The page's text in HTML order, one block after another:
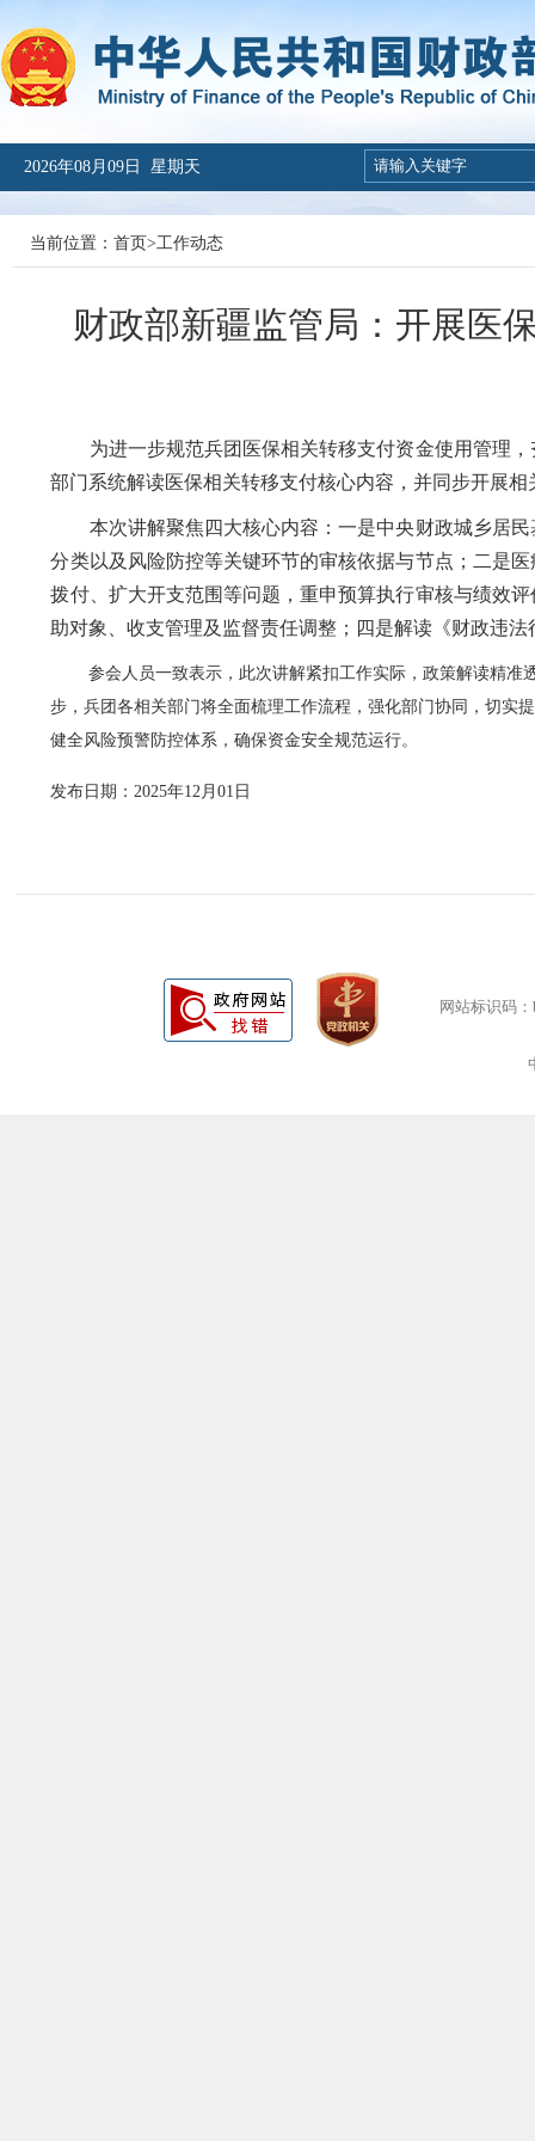
2026年08月09日 星期天
当前位置： 首页>工作动态
财政部新疆监管局：开展医
为进一步规范兵团医保相关转移支付资金使用管理，
部门系统解读医保相关转移支付核心内容，并同步开展相
本次讲解聚焦四大核心内容：一是中央财政城乡居民
分类以及风险防控等关键环节的审核依据与节点；二是
拨付、扩大开支范围等问题，重申预算执行审核与绩效
助对象、收支管理及监督责任调整；四是解读《财政违
参会人员一致表示，此次讲解紧扣工作实际，政策解读精准透
步，兵团各相关部门将全面梳理工作流程，强化部门协同，切实
健全风险预警防控体系，确保资金安全规范运行。
发布日期：2025年12月01日
网站标识码